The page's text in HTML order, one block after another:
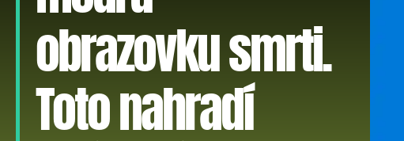
obrazovku smrti.
Toto nahradí